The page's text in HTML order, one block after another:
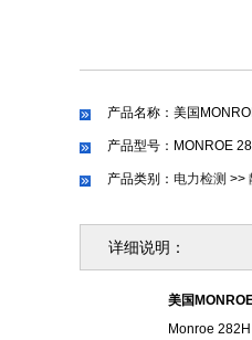
产品名称：美国
产品型号：MONROE
产品类别： 电力检测 >>
详细说明：
美国
Monroe 282H